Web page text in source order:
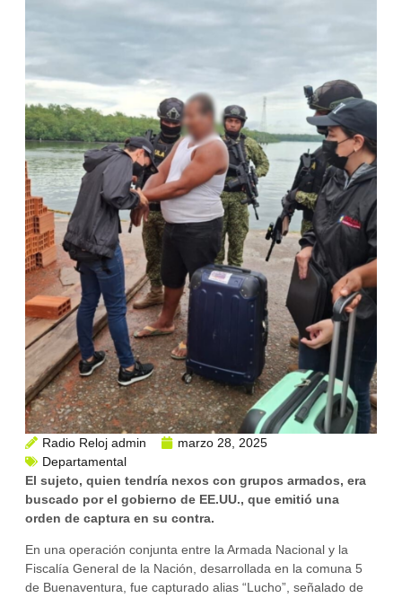
Radio Reloj admin
marzo 28, 2025
Departamental
El sujeto, quien tendría nexos con grupos armados, era
buscado por el gobierno de EE.UU., que emitió una
orden de captura en su contra.
En una operación conjunta entre la Armada Nacional y la
Fiscalía General de la Nación, desarrollada en la comuna 5
de Buenaventura, fue capturado alias “Lucho”, señalado de